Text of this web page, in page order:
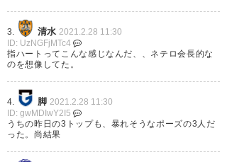
脇坂のキュンポーズを見た嫁
が、冷酷に「氏ね」と笑ってお
りましたw
— 水色縁 (mizuiro_enishi)
2021, 2月 26
3. 清水 2021.2.28 11:30
ID: UzNGFjMTc4
指ハートってこんな感じなんだ、、ネテロ会長的な
のを想像してた。
4. 脚 2021.2.28 11:30
ID: gwMDIwY2I5
うちの昨日の3トップも、暴れそうなポーズの3人だ
った。尚結果